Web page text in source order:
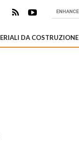
DA COSTRUZIONE